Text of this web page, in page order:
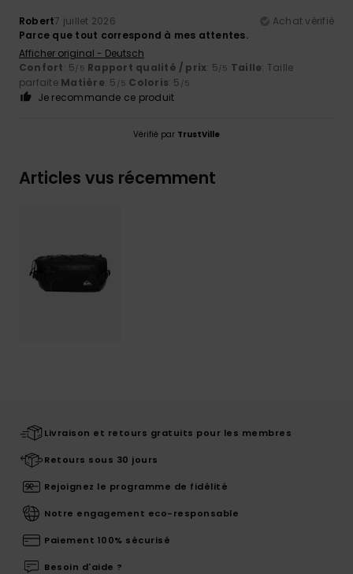
Robert7 juillet 2026
Achat vérifié
Parce que tout correspond à mes attentes.
Afficher original - Deutsch
Confort: 5/5 Rapport qualité / prix: 5/5 Taille: Taille
parfaite Matière: 5 /5 Coloris: 5 /5
Je recommande ce produit
Vérifié par TrustVille
Articles vus récemment
Livraison et retours gratuits pour les membres
Retours sous 30 jours
Rejoignez le programme de fidélité
Notre engagement eco-responsable
Paiement 100% sécurisé
Besoin d'aide ?